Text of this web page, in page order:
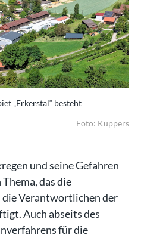
„Erkerstal“ besteht
Foto: Küppers
und seine Gefahren
das die
die Verantwortlichen der
Auch abseits des
für die